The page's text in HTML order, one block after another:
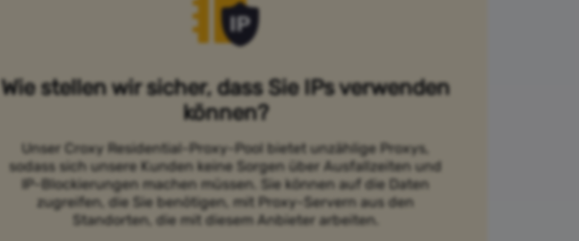
Wie stellen wir sicher, dass Sie IPs verwenden
können?
Unser Croxy Residential-Proxy-Pool bietet unzählige Proxys,
sodass sich unsere Kunden keine Sorgen über Ausfallzeiten und
IP-Blockierungen machen müssen. Sie können auf die Daten
zugreifen, die Sie benötigen, mit Proxy-Servern aus den
Standorten, die mit diesem Anbieter arbeiten.